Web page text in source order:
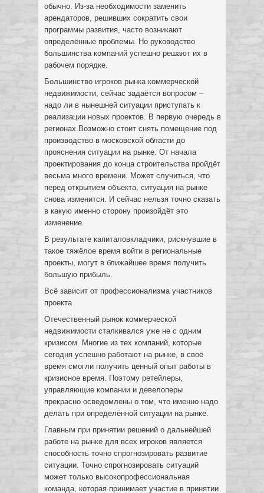
обычно. Из-за необходимости заменить
арендаторов, решивших сократить свои
программы развития, часто возникают
определённые проблемы. Но руководство
большинства компаний успешно решают их в
рабочем порядке.
Большинство игроков рынка коммерческой
недвижимости, сейчас задаётся вопросом –
надо ли в нынешней ситуации приступать к
реализации новых проектов. В первую очередь в
регионах.Возможно стоит снять помещение под
производство в московской области до
прояснения ситуации на рынке. От начала
проектирования до конца строительства пройдёт
весьма много времени. Может случиться, что
перед открытием объекта, ситуация на рынке
снова изменится. И сейчас нельзя точно сказать
в какую именно сторону произойдёт это
изменение.
В результате капиталовкладчики, рискнувшие в
такое тяжёлое время войти в региональные
проекты, могут в ближайшее время получить
большую прибыль.
Всё зависит от профессионализма участников
проекта
Отечественный рынок коммерческой
недвижимости сталкивался уже не с одним
кризисом. Многие из тех компаний, которые
сегодня успешно работают на рынке, в своё
время смогли получить ценный опыт работы в
кризисное время. Поэтому ретейлеры,
управляющие компании и девелоперы
прекрасно осведомлены о том, что именно надо
делать при определённой ситуации на рынке.
Главным при принятии решений о дальнейшей
работе на рынке для всех игроков является
способность точно спрогнозировать развитие
ситуации. Точно спрогнозировать ситуаций
может только высокопрофессиональная
команда, которая принимает участие в принятии